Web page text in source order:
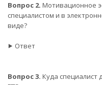
Вопрос 2. Мотивационное
специалистом и в
виде?
⯈ Ответ
Вопрос 3. Куда специалист